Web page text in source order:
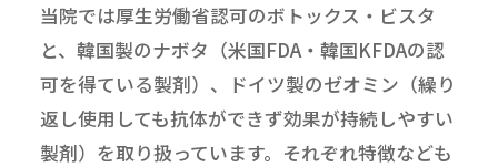
当院では厚生労働省認可のボトックス・ビスタ
と、韓国製のナボタ（米国FDA・韓国KFDAの認
可を得ている製剤）、ドイツ製のゼオミン（繰り
返し使用しても抗体ができず効果が持続しやすい
製剤）を取り扱っています。それぞれ特徴なども